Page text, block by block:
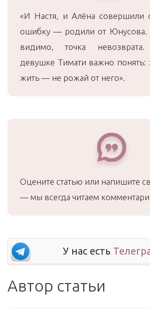
«И Настя, и Алёна совершили
ошибку — родили от Юнусова.
видимо, точка
девушке Тимати важно понять:
жить — не рожай от него».
Оцените статью или напишите
— мы всегда читаем
У нас есть
Автор статьи